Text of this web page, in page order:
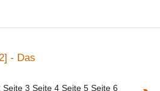
- Das
Seite 3 Seite 4 Seite 5 Seite 6